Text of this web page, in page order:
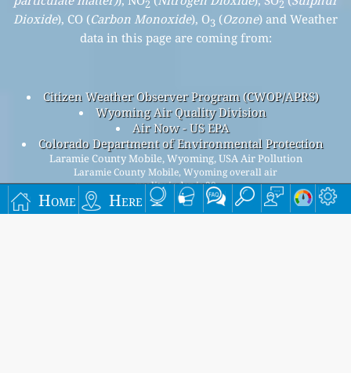
Home Here
2 2
Dioxide), CO (Carbon Monoxide), O3 (Ozone) and Weather
data in this page are coming from:
Citizen Weather Observer Program (CWOP/APRS)
Wyoming Air Quality Division
Air Now - US EPA
Colorado Department of Environmental Protection
Laramie County Mobile, Wyoming, USA Air Pollution
Laramie County Mobile, Wyoming overall air
quality index is 38
Laramie County Mobile, Wyoming PM2.5(fine particulate
matter) AQI is 38 - Laramie County Mobile, Wyoming PM10